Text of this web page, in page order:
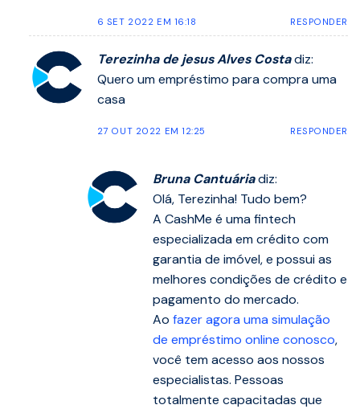
6 SET 2022 EM 16:18 RESPONDER
Terezinha de jesus Alves Costa diz:
Quero um empréstimo para compra uma
casa
27 OUT 2022 EM 12:25 RESPONDER
Bruna Cantuária diz:
Olá, Terezinha! Tudo bem?
A CashMe é uma fintech
especializada em crédito com
garantia de imóvel, e possui as
melhores condições de crédito e
pagamento do mercado.
Ao fazer agora uma simulação
de empréstimo online conosco,
você tem acesso aos nossos
especialistas. Pessoas
totalmente capacitadas que